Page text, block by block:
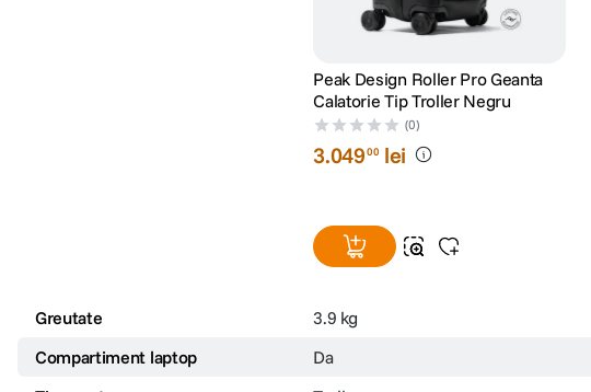
Peak Design Roller Pro Geanta
Calatorie Tip Troller Negru
(0)
3.04900 lei
Greutate 3.9 kg
Compartiment laptop
Da